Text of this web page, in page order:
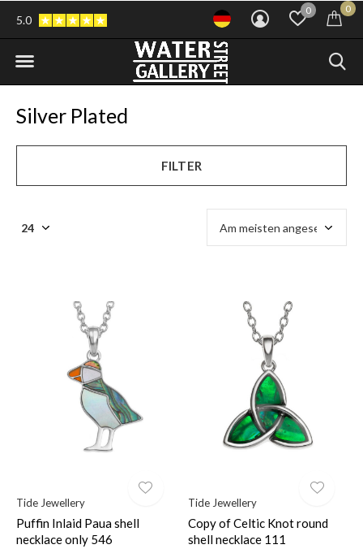
0 0
5.0
Silver Plated
FILTER
Tide Jewellery
Puffin Inlaid Paua shell
necklace only 546
Tide Jewellery
Copy of Celtic Knot round
shell necklace 111